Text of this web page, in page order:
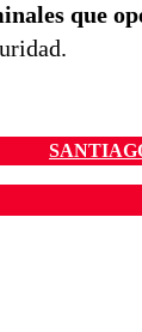
que